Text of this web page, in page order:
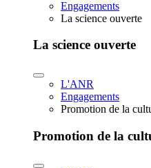
Engagements
La science ouverte
La science ouverte
L'ANR
Engagements
Promotion de la
Promotion de la